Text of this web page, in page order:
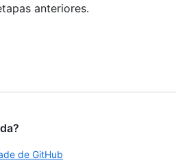
anteriores.
de GitHub